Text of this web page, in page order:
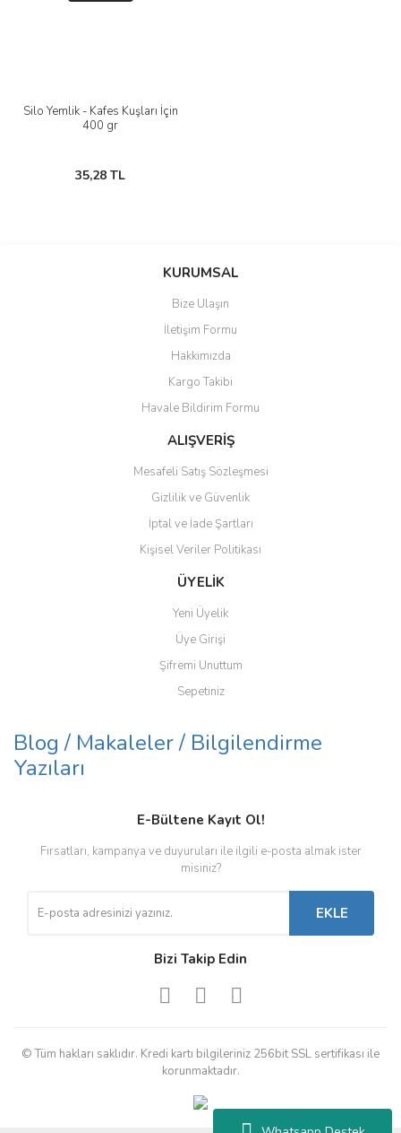
Silo Yemlik - Kafes Kuşları İçin
400 gr
35,28 TL
KURUMSAL
Bize Ulaşın
İletişim Formu
Hakkımızda
Kargo Takibi
Havale Bildirim Formu
ALIŞVERİŞ
Mesafeli Satış Sözleşmesi
Gizlilik ve Güvenlik
İptal ve İade Şartları
Kişisel Veriler Politikası
ÜYELİK
Yeni Üyelik
Üye Girişi
Şifremi Unuttum
Sepetiniz
Blog / Makaleler / Bilgilendirme
Yazıları
E-Bültene Kayıt Ol!
Fırsatları, kampanya ve duyuruları ile ilgili e-posta almak ister
misiniz?
EKLE
Bizi Takip Edin
© Tüm hakları saklıdır. Kredi kartı bilgileriniz 256bit SSL sertifikası ile
korunmaktadır.